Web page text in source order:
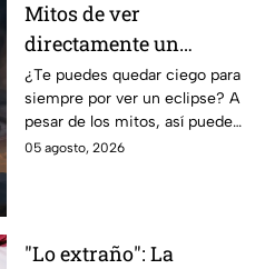
Mitos de ver
directamente un
eclipse parcial: así
puedes observarlo de
forma segura
¿Te puedes quedar ciego para
siempre por ver un eclipse? A
pesar de los mitos, así puedes
observar un eclipse parcial y
05 agosto, 2026
"Lo extraño": La